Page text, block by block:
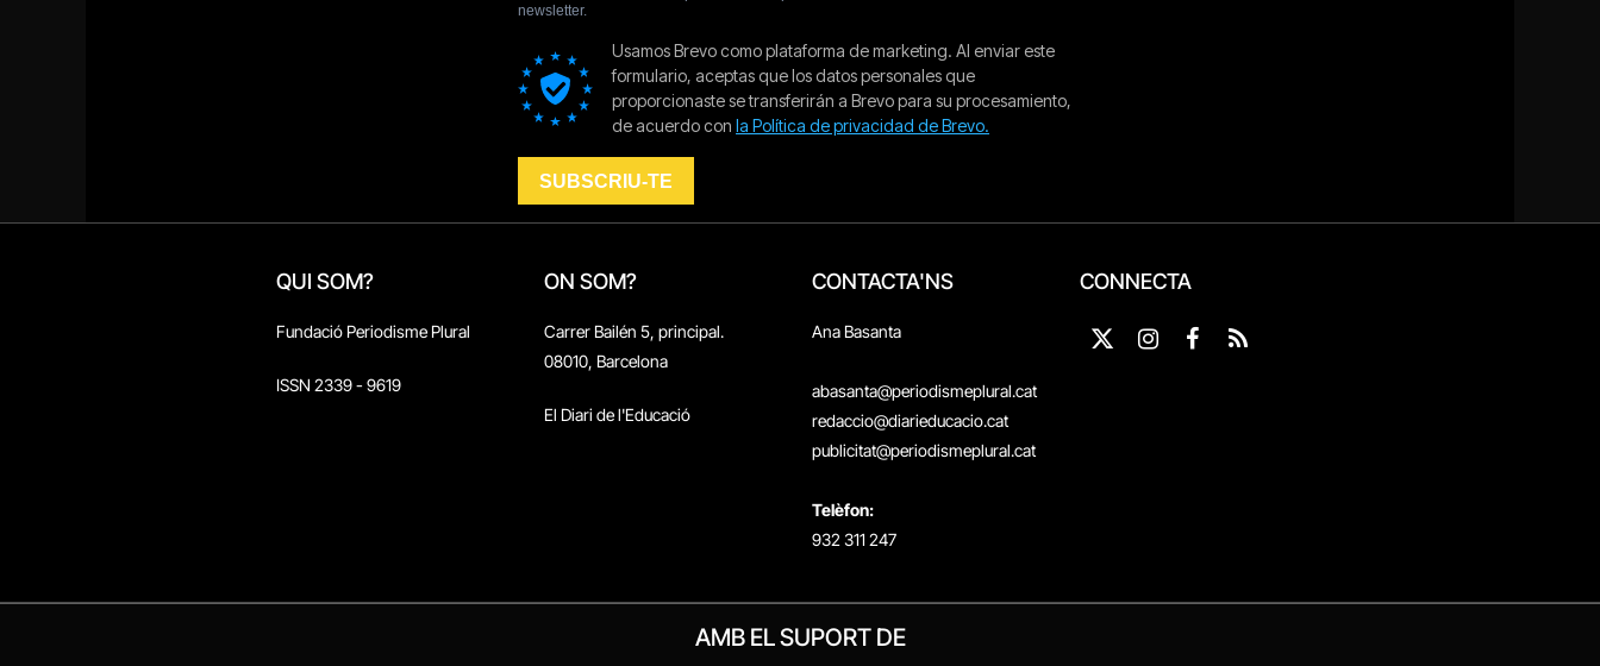
QUI SOM?
Fundació Periodisme Plural
ISSN 2339 - 9619
ON SOM?
Carrer Bailén 5, principal.
08010, Barcelona
El Diari de l'Educació
CONTACTA'NS
Ana Basanta
abasanta@periodismeplural.cat
redaccio@diarieducacio.cat
publicitat@periodismeplural.cat
Telèfon:
932 311 247
CONNECTA
X
Instagram
Facebook
RSS
AMB EL SUPORT DE